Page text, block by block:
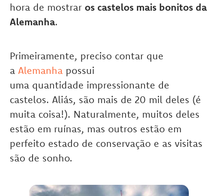
hora de mostrar os castelos mais bonitos da
Alemanha.
Primeiramente, preciso contar que
a Alemanha possui
uma quantidade impressionante de
castelos. Aliás, são mais de 20 mil deles (é
muita coisa!). Naturalmente, muitos deles
estão em ruínas, mas outros estão em
perfeito estado de conservação e as visitas
são de sonho.